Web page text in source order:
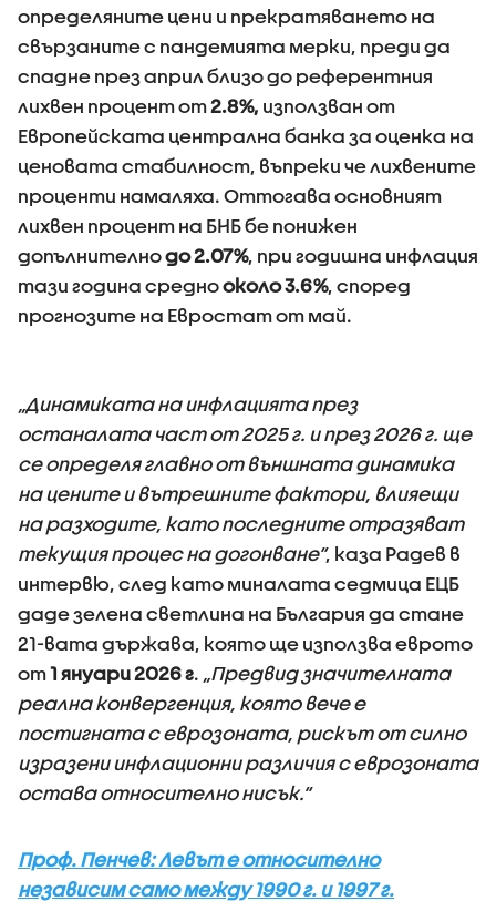
определяните цени и прекратяването на
свързаните с пандемията мерки, преди да
спадне през април близо до референтния
лихвен процент от2.8%, използван от
Европейската централна банка за оценка на
ценовата стабилност, въпреки че лихвените
проценти намаляха. Оттогава основният
лихвен процент на БНБ бе понижен
допълнителнодо 2.07%, при годишна инфлация
тази година среднооколо 3.6%, според
прогнозите на Евростат от май.
„Динамиката на инфлацията през
останалата част от 2025 г. и през 2026 г. ще
се определя главно от външната динамика
на цените и вътрешните фактори, влияещи
на разходите, като последните отразяват
текущия процес на догонване“, каза Радев в
интервю, след като миналата седмица ЕЦБ
даде зелена светлина на България да стане
21-вата държава, която ще използва еврото
от1 януари 2026 г. „Предвид значителната
реална конвергенция, която вече е
постигната с еврозоната, рискът от силно
изразени инфлационни различия с еврозоната
остава относително нисък.“
Проф. Пенчев: Левът е относително
независим само между 1990 г. и 1997 г.